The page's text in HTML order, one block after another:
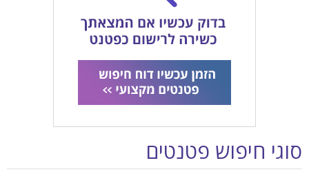
סוגי חיפוש פטנטים